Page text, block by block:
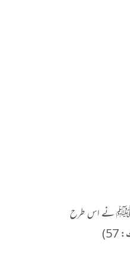
ﷺ نے اس طرح